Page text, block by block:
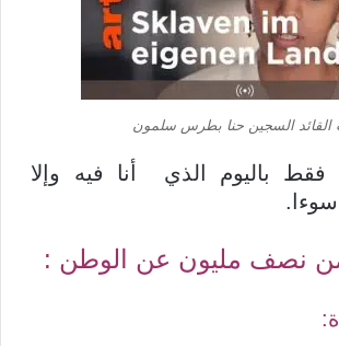
القائد السجين حنا بطرس سلمون
فقط باليوم الذي أنا فيه وإلا
نصف مليون عن الوطن :